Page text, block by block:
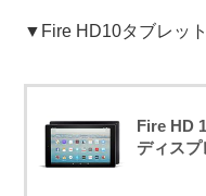
▼Fire HD10タブレット
Fire HD
ディス